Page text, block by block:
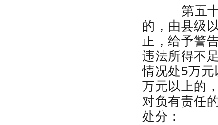
第五十
的，由县级
正，给予警
违法所得不
情况处5万
万元以上的
对负有责任
处分：